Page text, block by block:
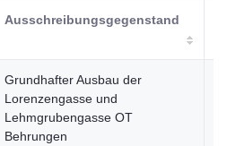
Ausschreibungsgegenstand
Grundhafter Ausbau der
Lorenzengasse und
Lehmgrubengasse OT
Behrungen